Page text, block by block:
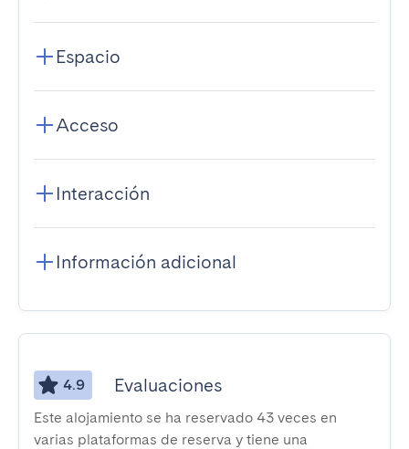
Espacio
Acceso
Interacción
Información adicional
4.9 Evaluaciones
Este alojamiento se ha reservado 43 veces en
varias plataformas de reserva y tiene una